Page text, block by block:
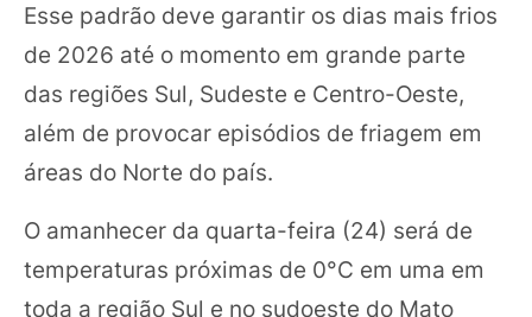
Esse padrão deve garantir os dias mais frios
de 2026 até o momento em grande parte
das regiões Sul, Sudeste e Centro-Oeste,
além de provocar episódios de friagem em
áreas do Norte do país.
O amanhecer da quarta-feira (24) será de
temperaturas próximas de 0°C em uma em
toda a região Sul e no sudoeste do Mato